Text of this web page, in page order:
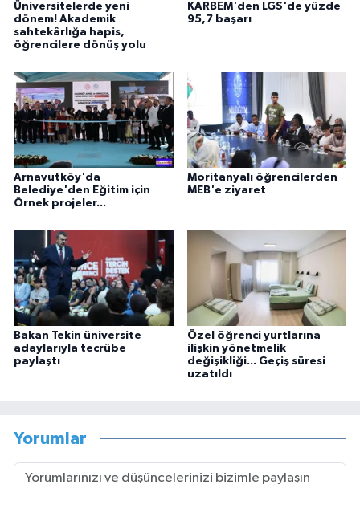
Üniversitelerde yeni
dönem! Akademik
sahtekârlığa hapis,
öğrencilere dönüş yolu
KARBEM'den LGS'de yüzde
95,7 başarı
Arnavutköy'da
Belediye'den Eğitim için
Örnek projeler...
Moritanyalı öğrencilerden
MEB'e ziyaret
Bakan Tekin üniversite
adaylarıyla tecrübe
paylaştı
Özel öğrenci yurtlarına
ilişkin yönetmelik
değişikliği... Geçiş süresi
uzatıldı
Yorumlar